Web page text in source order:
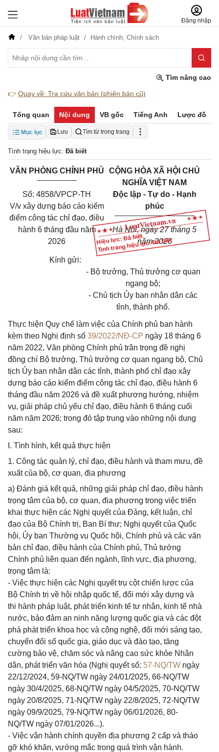
Đăng nhập
Văn bản pháp luật Hành chính, Chính sách
Tìm nâng cao
👉 Quay về: Tra cứu văn bản (phiên bản cũ)
Tổng quan Nội dung VB gốc Tiếng Anh Lược đồ
Mục lục Lưu Tìm từ trong trang
Tình trạng hiệu lực: Đã biết
Hiệu lực: Đã biết
Tình trạng hiệu lực: Đã biết
VĂN PHÒNG CHÍNH PHỦ
Số: 4858/VPCP-TH
V/v xây dựng báo cáo kiểm
điểm công tác chỉ đạo, điều
hành 6 tháng đầu năm
2026
CỘNG HÒA XÃ HỘI CHỦ
NGHĨA VIỆT NAM
Độc lập - Tự do - Hạnh
phúc
__________________
Hà Nội, ngày 27 tháng 5
năm 2026
Kính gửi:
- Bộ trưởng, Thủ trưởng cơ quan
ngang bộ;
- Chủ tịch Ủy ban nhân dân các
tỉnh, thành phố.
Thực hiện Quy chế làm việc của Chính phủ ban hành
kèm theo Nghị định số 39/2022/NĐ-CP ngày 18 tháng 6
năm 2022, Văn phòng Chính phủ trân trọng đề nghị
đồng chí Bộ trưởng, Thủ trưởng cơ quan ngang bộ, Chủ
tịch Ủy ban nhân dân các tỉnh, thành phố chỉ đạo xây
dựng báo cáo kiểm điểm công tác chỉ đạo, điều hành 6
tháng đầu năm 2026 và đề xuất phương hướng, nhiệm
vụ, giải pháp chủ yếu chỉ đạo, điều hành 6 tháng cuối
năm năm 2026; trong đó tập trung vào những nội dung
sau:
I. Tình hình, kết quả thực hiện
1. Công tác quản lý, chỉ đạo, điều hành và tham mưu, đề
xuất của bộ, cơ quan, địa phương
a) Đánh giá kết quả, những giải pháp chỉ đạo, điều hành
trọng tâm của bộ, cơ quan, địa phương trong việc triển
khai thực hiện các Nghị quyết của Đảng, kết luận, chỉ
đạo của Bộ Chính trị, Ban Bí thư; Nghị quyết của Quốc
hội, Ủy ban Thường vụ Quốc hội, Chính phủ và các văn
bản chỉ đạo, điều hành của Chính phủ, Thủ tướng
Chính phủ liên quan đến ngành, lĩnh vực, địa phương,
trọng tâm là:
- Việc thực hiện các Nghị quyết trụ cột chiến lược của
Bộ Chính trị về hội nhập quốc tế, đổi mới xây dựng và
thi hành pháp luật, phát triển kinh tế tư nhân, kinh tế nhà
nước, bảo đảm an ninh năng lượng quốc gia và các đột
phá phát triển khoa học và công nghệ, đổi mới sáng tạo,
chuyển đổi số quốc gia, giáo dục và đào tạo, tăng
cường bảo vệ, chăm sóc và nâng cao sức khỏe Nhân
dân, phát triển văn hóa (Nghị quyết số: 57-NQ/TW ngày
22/12/2024, 59-NQ/TW ngày 24/01/2025, 66-NQ/TW
ngày 30/4/2025, 68-NQ/TW ngày 04/5/2025, 70-NQ/TW
ngày 20/8/2025, 71-NQ/TW ngày 22/8/2025, 72-NQ/TW
ngày 09/9/2025, 79-NQ/TW ngày 06/01/2026, 80-
NQ/TW ngày 07/01/2026...).
- Việc vận hành chính quyền địa phương 2 cấp và tháo
gỡ khó khăn, vướng mắc trong quá trình vận hành.